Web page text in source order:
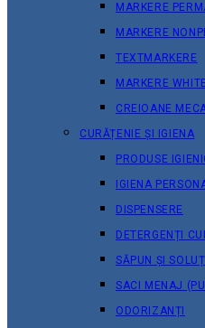
MARKERE
MARKERE
TEXTMARKERE
MARKERE
CREIOANE
CURĂȚENIE ȘI IGIENA
PRODUSE
IGIENA
DISPENSERE
DETERGENȚI
SĂPUN ȘI
SACI MENAJ
ODORIZANȚI